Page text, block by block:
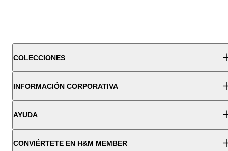
COLECCIONES
INFORMACIÓN CORPORATIVA
AYUDA
CONVIÉRTETE EN H&M MEMBER